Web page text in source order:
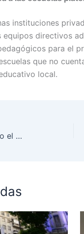
instituciones
equipos directivos
para el
que no
local.
La construcción sigue en crisis, pero el mercado inmobiliario impulsa una leve recuperación en La Plata